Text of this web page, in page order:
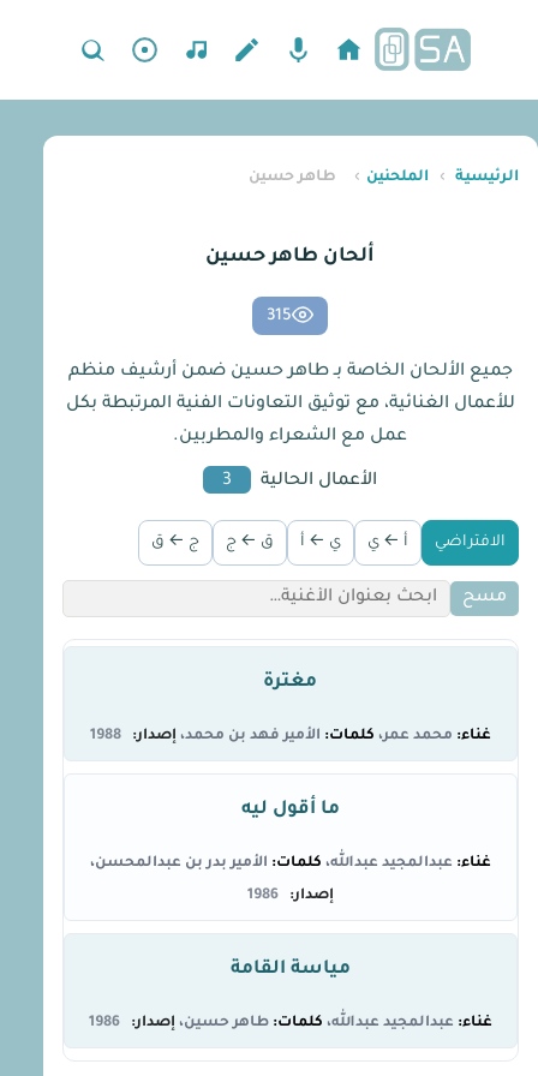
الرئيسية › الملحنين › طاهر حسين
ألحان طاهر حسين
315
جميع الألحان الخاصة بـ طاهر حسين ضمن أرشيف منظم
للأعمال الغنائية، مع توثيق التعاونات الفنية المرتبطة بكل
عمل مع الشعراء والمطربين.
الأعمال الحالية 3
الافتراضي أ ← ي ي ← أ ق ← ج ج ← ق
مسح
مغترة
محمد عمر الأمير فهد بن محمد 1988
ما أقول ليه
عبدالمجيد عبدالله
الأمير بدر بن عبدالمحسن
1986
مياسة القامة
عبدالمجيد عبدالله طاهر حسين 1986